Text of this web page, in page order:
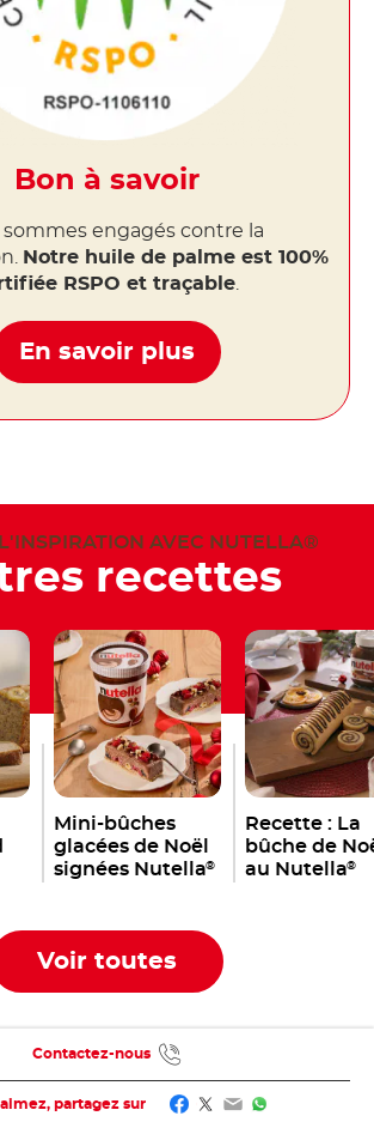
Bon à savoir
sommes engagés contre la
Notre huile de palme est 100%
RSPO et traçable
En savoir plus
AVEC NUTELLA®
recettes
Mini-bûches
glacées de Noël
signées Nutella®
Recette : La
bûche de
au Nutella®
Voir toutes
partagez sur Facebook
Twitter
EmailWhatsApp
Contactez-nous